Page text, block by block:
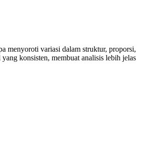
menyoroti variasi dalam struktur, proporsi,
konsisten, membuat analisis lebih jelas